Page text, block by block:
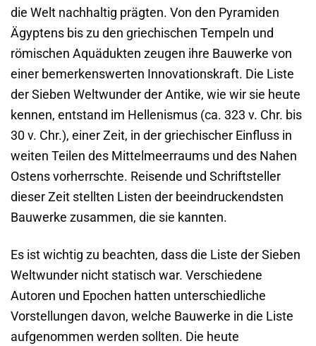
die Welt nachhaltig prägten. Von den Pyramiden
Ägyptens bis zu den griechischen Tempeln und
römischen Aquädukten zeugen ihre Bauwerke von
einer bemerkenswerten Innovationskraft. Die Liste
der Sieben Weltwunder der Antike, wie wir sie heute
kennen, entstand im Hellenismus (ca. 323 v. Chr. bis
30 v. Chr.), einer Zeit, in der griechischer Einfluss in
weiten Teilen des Mittelmeerraums und des Nahen
Ostens vorherrschte. Reisende und Schriftsteller
dieser Zeit stellten Listen der beeindruckendsten
Bauwerke zusammen, die sie kannten.
Es ist wichtig zu beachten, dass die Liste der Sieben
Weltwunder nicht statisch war. Verschiedene
Autoren und Epochen hatten unterschiedliche
Vorstellungen davon, welche Bauwerke in die Liste
aufgenommen werden sollten. Die heute